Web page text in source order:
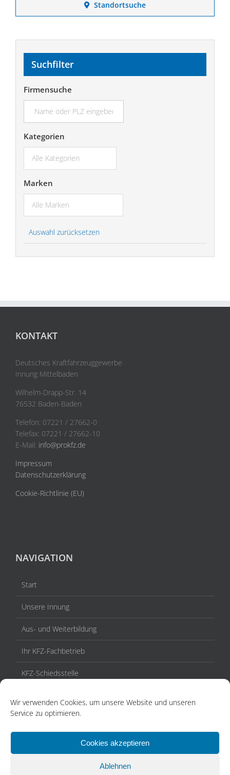
Wir verwenden Cookies, um unsere Website und unseren
Service zu optimieren.
Cookies akzeptieren
Ablehnen
Standortsuche
Suchfilter
Firmensuche
Kategorien
Marken
Auswahl zurücksetzen
KONTAKT
Deutsches Kraftfahrzeuggewerbe
Innung Mittelbaden
Wilhelm-Drapp-Str. 14
76532 Baden-Baden
Telefon: 07221 / 27662-0
Telefax: 07221 / 27662-10
E-Mail: info@prokfz.de
Impressum
Datenschutzerklärung
Cookie-Richtlinie (EU)
NAVIGATION
Start
Unsere Innung
Aus- und Weiterbildung
Ihr KFZ-Fachbetrieb
KFZ-Schiedsstelle
Aktuelles